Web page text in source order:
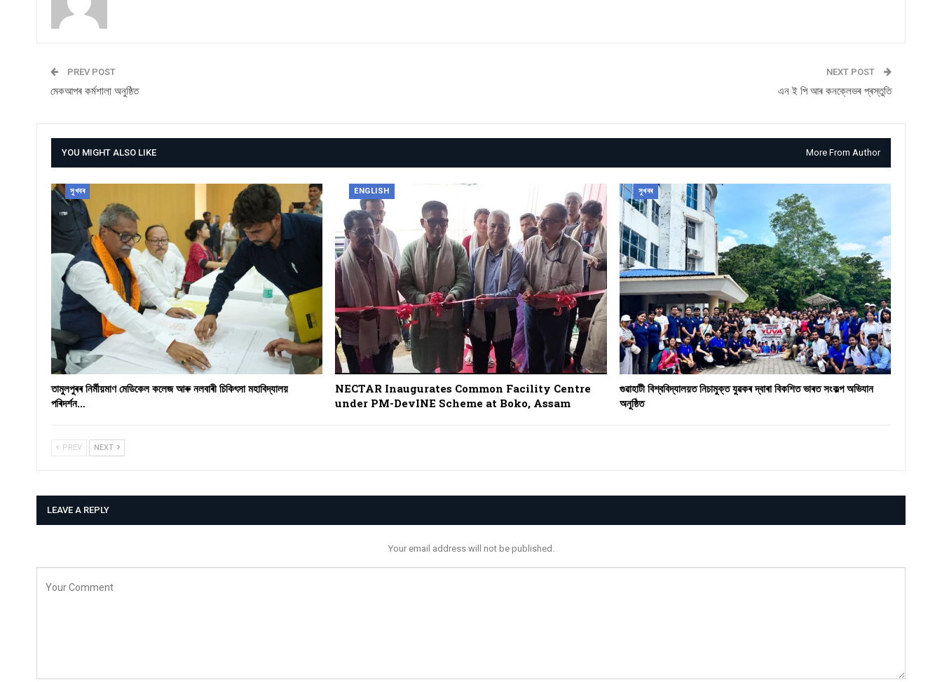
PREV POST
মেকআপৰ কৰ্মশালা অনুষ্ঠিত
NEXT POST
এন ই পি আৰ কনক্লেভৰ প্ৰস্তুতি
YOU MIGHT ALSO LIKE More From Author
সুখবৰ
তামুলপুৰৰ নিৰ্মীয়মাণ মেডিকেল কলেজ আৰু নলবাৰী চিকিৎসা মহাবিদ্যালয়
পৰিদৰ্শন…
ENGLISH
NECTAR Inaugurates Common Facility Centre
under PM-DevINE Scheme at Boko, Assam
সুখবৰ
গুৱাহাটী বিশ্ববিদ্যালয়ত নিচামুক্ত যুৱকৰ দ্বাৰা বিকশিত ভাৰত সংকল্প অভিযান
অনুষ্ঠিত
PREV NEXT
LEAVE A REPLY
Your email address will not be published.